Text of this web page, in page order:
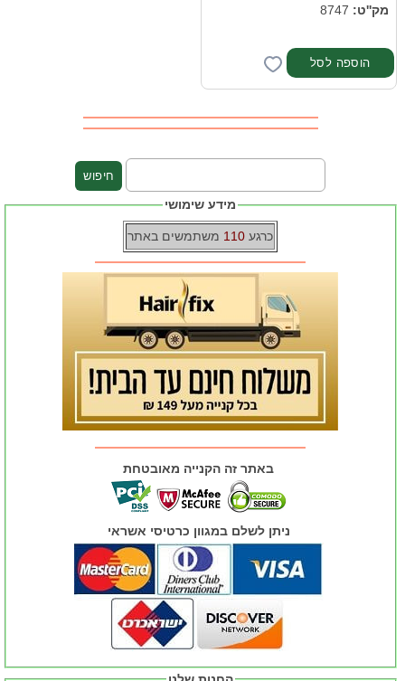
מק''ט:
מידע שימושי
כרגע 110 משתמשים באתר